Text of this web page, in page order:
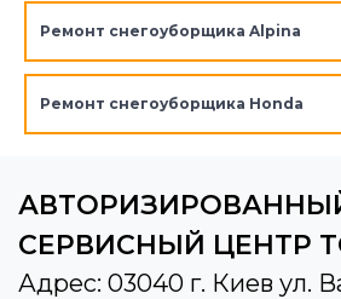
Ремонт снегоуборщика Alpina
Ремонт снегоуборщика Honda
СЕРВИСНЫЙ ЦЕНТР
Адрес: 03040 г. Киев ул.